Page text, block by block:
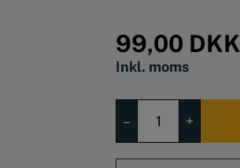
99,00 DKK
Inkl. moms
–
til
køkkenknive
antal
+